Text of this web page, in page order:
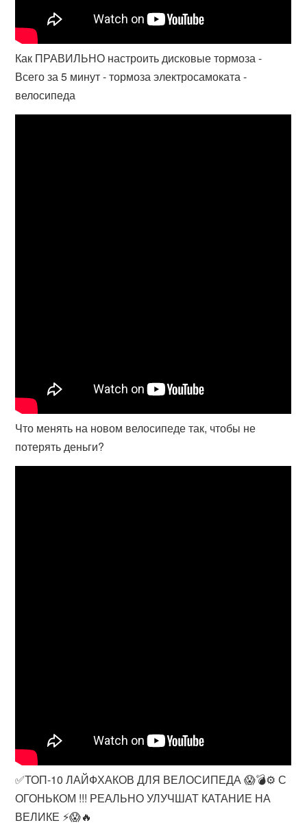
Как ПРАВИЛЬНО настроить дисковые тормоза -
Всего за 5 минут - тормоза электросамоката -
велосипеда
Что менять на новом велосипеде так, чтобы не
потерять деньги?
✅ТОП-10 ЛАЙФХАКОВ ДЛЯ ВЕЛОСИПЕДА 😱💣⚙️ С
ОГОНЬКОМ !!! РЕАЛЬНО УЛУЧШАТ КАТАНИЕ НА
ВЕЛИКЕ ⚡️😱🔥